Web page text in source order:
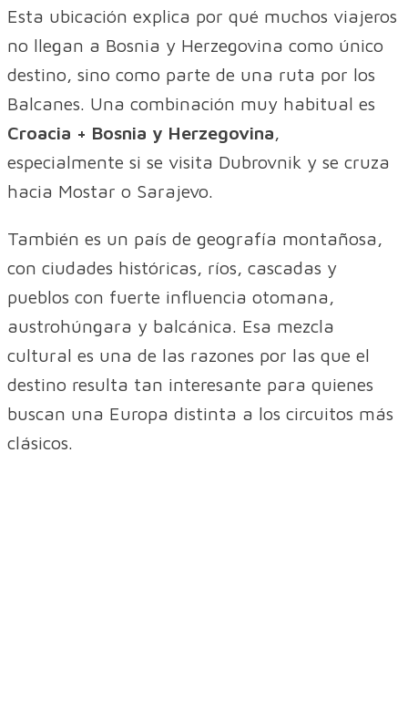
Esta ubicación explica por qué muchos viajeros
no llegan a Bosnia y Herzegovina como único
destino, sino como parte de una ruta por los
Balcanes. Una combinación muy habitual es
Croacia + Bosnia y Herzegovina
especialmente si se visita Dubrovnik y se cruza
hacia Mostar o Sarajevo.
También es un país de geografía montañosa,
con ciudades históricas, ríos, cascadas y
pueblos con fuerte influencia otomana,
austrohúngara y balcánica. Esa mezcla
cultural es una de las razones por las que el
destino resulta tan interesante para quienes
buscan una Europa distinta a los circuitos más
clásicos.